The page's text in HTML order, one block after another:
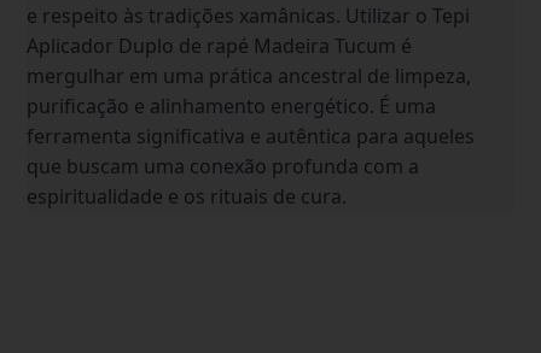
e respeito às tradições xamânicas. Utilizar o Tepi
Aplicador Duplo de rapé Madeira Tucum é
mergulhar em uma prática ancestral de limpeza,
purificação e alinhamento energético. É uma
ferramenta significativa e autêntica para aqueles
que buscam uma conexão profunda com a
espiritualidade e os rituais de cura.